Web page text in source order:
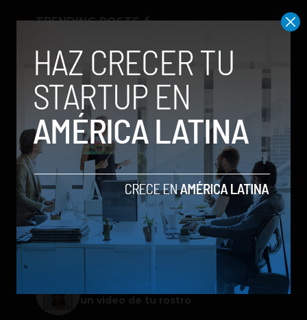
TRENDING POSTS
con modelos enfocados en IA
generativa de imágenes
ChatGPT Work: el nuevo asistente
de OpenAI que promete mejorar la
productividad laboral
Spotify extiende las cuentas
gestionadas para menores a su plan
gratuito en seis países
Galaxy Z Flip8: el plegable compacto
de Samsung se renueva con más
pantalla, mejor cámara e IA
Google permitirá iniciar sesión con
un video de tu rostro